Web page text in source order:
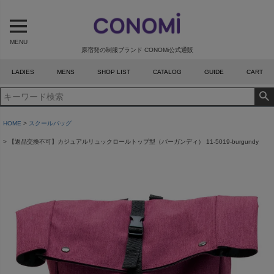
原宿発の制服ブランド CONOMi公式通販
MENU
LADIES MENS SHOP LIST CATALOG GUIDE CART
HOME スクールバッグ
【返品交換不可】カジュアルリュックロールトップ型（バーガンディ） 11-5019-burgundy